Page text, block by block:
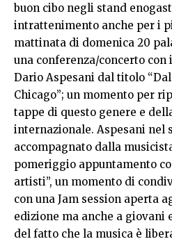
buon cibo negli stand
intrattenimento anche per i
mattinata di domenica 20
una conferenza/concerto
Dario Aspesani dal titolo
Chicago”; un momento per
tappe di questo genere e
internazionale. Aspesani nel
accompagnato dalla
pomeriggio appuntamento
artisti”, un momento di
con una Jam session aperta
edizione ma anche a giovani
del fatto che la musica è